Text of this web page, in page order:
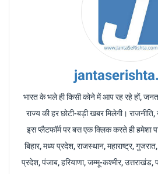
भारत के भले ही किसी कोने में आप रह रहे हों,
राज्य की हर छोटी-बड़ी खबर मिलेगी।
इस प्लैटफॉर्म पर बस एक क्लिक करते ही हमेशा
बिहार, मध्य प्रदेश, राजस्थान, महाराष्ट्र,
प्रदेश, पंजाब, हरियाणा, जम्मू-कश्मीर,